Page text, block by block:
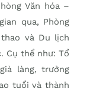
Văn hóa –
qua, Phòng
và Du lịch
Cụ thể như: Tổ
làng, trưởng
tuổi và thành